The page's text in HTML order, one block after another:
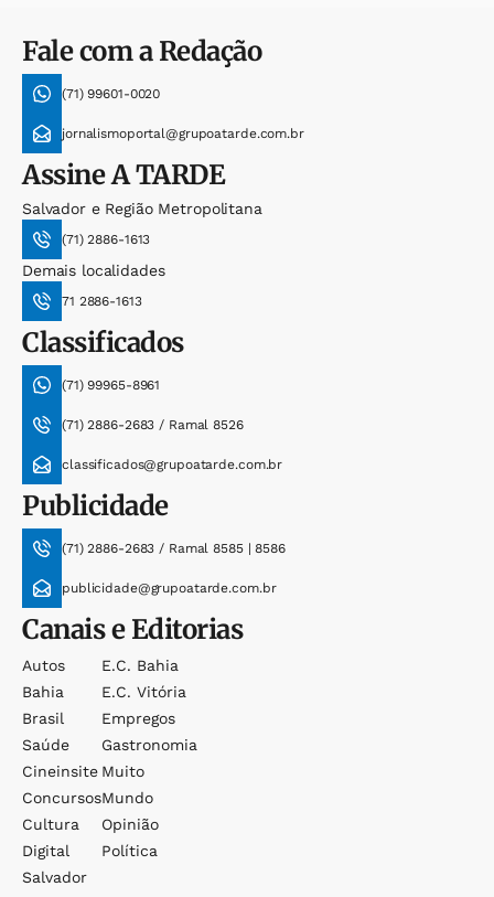
Fale com a Redação
(71) 99601-0020
jornalismoportal@grupoatarde.com.br
AssineA TARDE
Salvador e Região Metropolitana
(71) 2886-1613
Demais localidades
71 2886-1613
Classificados
(71) 99965-8961
(71) 2886-2683 / Ramal 8526
classificados@grupoatarde.com.br
Publicidade
(71) 2886-2683 / Ramal 8585 | 8586
publicidade@grupoatarde.com.br
Canais e Editorias
Autos
Bahia
Brasil
Saúde
Cineinsite
Concursos
Cultura
Digital
Salvador
E.c. Bahia
E.c. Vitória
Empregos
Gastronomia
Muito
Mundo
Opinião
Política